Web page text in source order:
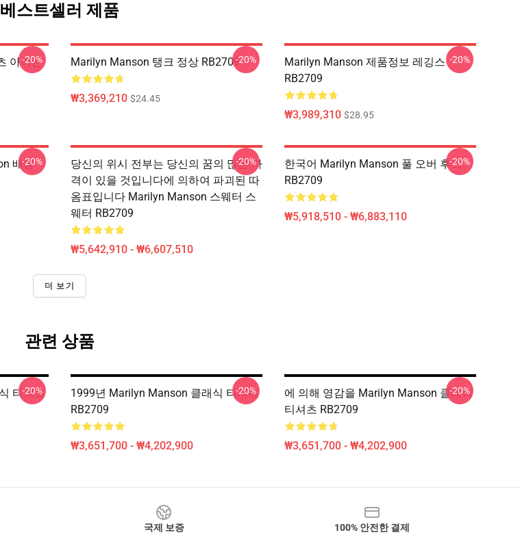
베스트셀러 제품
아이폰
-20% Marilyn Manson 탱크 정상 RB2709
₩3,369,210 $24.45
-20%
Marilyn Manson 제품정보 레깅스
RB2709
₩3,989,310 $28.95
-20%
배낭
-20%
당신의 위시 전부는 당신의 꿈의 많은 자
격이 있을 것입니다에 의하여 파괴된 따
옴표입니다 Marilyn Manson 스웨터 스
웨터 RB2709
₩5,642,910 - ₩6,607,510
-20%
한국어 Marilyn Manson 풀 오버 후드
RB2709
₩5,918,510 - ₩6,883,110
-20%
더 보기
관련 상품
티셔츠
-20%
1999년 Marilyn Manson 클래식 티셔츠
RB2709
₩3,651,700 - ₩4,202,900
-20%
에 의해 영감을 Marilyn Manson 클래식
티셔츠 RB2709
₩3,651,700 - ₩4,202,900
-20%
국제 보증
100% 안전한 결제